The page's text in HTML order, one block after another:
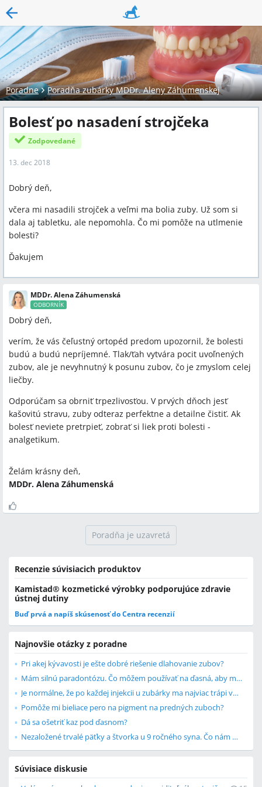
Poradne Poradňa zubárky MDDr. Aleny Záhumenskej
Bolesť po nasadení strojčeka
Zodpovedané
13. dec 2018
Dobrý deň,
včera mi nasadili strojček a veľmi ma bolia zuby. Už som si
dala aj tabletku, ale nepomohla. Čo mi pomôže na utlmenie
bolesti?
Ďakujem
MDDr. Alena Záhumenská
ODBORNÍK
Dobrý deň,
verím, že vás čeľustný ortopéd predom upozornil, že bolesti
budú a budú nepríjemné. Tlak/ťah vytvára pocit uvoľnených
zubov, ale je nevyhnutný k posunu zubov, čo je zmyslom celej
liečby.
Odporúčam sa obrniť trpezlivosťou. V prvých dňoch jesť
kašovitú stravu, zuby odteraz perfektne a detailne čistiť. Ak
bolesť neviete pretrpieť, zobrať si liek proti bolesti -
analgetikum.
Želám krásny deň,
MDDr. Alena Záhumenská
Poradňa je uzavretá
Recenzie súvisiacich produktov
Kamistad® kozmetické výrobky podporujúce zdravie
ústnej dutiny
Buď prvá a napíš skúsenosťdo Centra recenzií
Najnovšie otázky z poradne
Pri akej kývavosti je ešte dobré riešenie dlahovanie zubov?
Mám silnú paradontózu. Čo môžem používať na ďasná, aby ma neboleli?
Je normálne, že po každej injekcii u zubárky ma najviac trápi vpich po injekcii?
Pomôže mi bieliace pero na pigment na predných zuboch?
Dá sa ošetriť kaz pod ďasnom?
Nezaložené trvalé päťky a štvorka u 9 ročného syna. Čo nám odporúčate?
Súvisiace diskusie